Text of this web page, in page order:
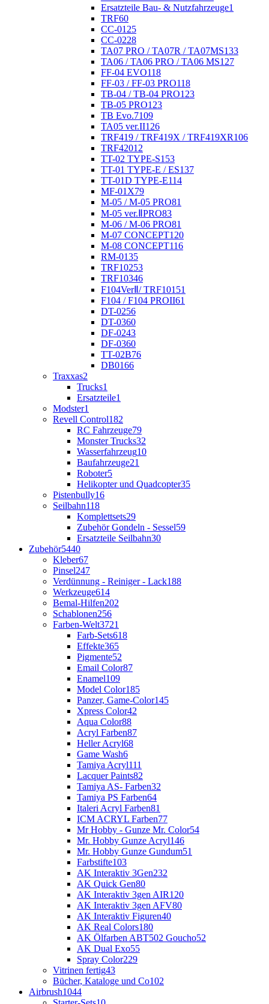
Ersatzteile Bau- & Nutzfahrzeuge1
TRF60
CC-01 25
CC-0228
TA07 PRO / TA07R / TA07MS133
TA06 / TA06 PRO / TA06 MS127
FF-04 EVO118
FF-03 / FF-03 PRO118
TB-04 / TB-04 PRO123
TB-05 PRO123
TB Evo.7109
TA05 ver.II126
TRF419 / TRF419X / TRF419XR106
TRF42012
TT-02 TYPE-S153
TT-01 TYPE-E / ES137
TT-01D TYPE-E114
MF-01X79
M-05 / M-05 PRO81
M-05 ver.ⅡPRO83
M-06 / M-06 PRO81
M-07 CONCEPT120
M-08 CONCEPT116
RM-0135
TRF10253
TRF10346
F104VerⅡ/ TRF101 51
F104 / F104 PROII61
DT-0256
DT-0360
DF-0243
DF-0360
TT-02B76
DB0166
Traxxas2
Trucks1
Ersatzteile1
Modster1
Revell Control182
RC Fahrzeuge79
Monster Trucks32
Wasserfahrzeug10
Baufahrzeuge21
Roboter5
Helikopter und Quadcopter35
Pistenbully16
Seilbahn118
Komplettsets29
Zubehör Gondeln - Sessel59
Ersatzteile Seilbahn30
Zubehör5440
Kleber67
Pinsel247
Verdünnung - Reiniger - Lack188
Werkzeuge614
Bemal-Hilfen202
Schablonen256
Farben-Welt3721
Farb-Sets618
Effekte365
Pigmente52
Email Color87
Enamel109
Model Color185
Panzer, Game-Color145
Xpress Color42
Aqua Color88
Acryl Farben87
Heller Acryl68
Game Wash6
Tamiya Acryl111
Lacquer Paints82
Tamiya AS- Farben32
Tamiya PS Farben64
Italeri Acryl Farben81
ICM ACRYL Farben77
Mr Hobby - Gunze Mr. Color54
Mr. Hobby Gunze Acryl146
Mr. Hobby Gunze Gundum51
Farbstifte103
AK Interaktiv 3Gen232
AK Quick Gen80
AK Interaktiv 3gen AIR120
AK Interaktiv 3gen AFV80
AK Interaktiv Figuren40
AK Real Colors180
AK Ölfarben ABT502 Goucho52
AK Dual Exo55
Spray Color229
Vitrinen fertig43
Bücher, Kataloge und Co102
Airbrush1044